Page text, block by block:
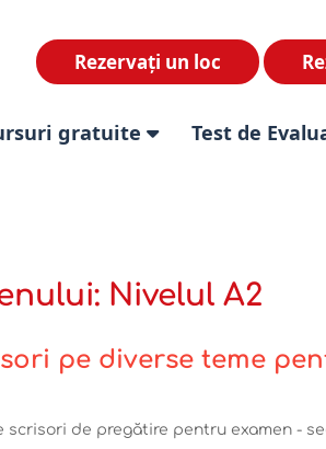
Rezervați un loc
gratuite Test de
Nivelul A2
pe diverse teme
scrisori de pregătire pentru examen -